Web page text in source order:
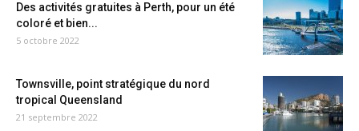
Des activités gratuites à Perth, pour un été
coloré et bien...
5 octobre 2022
Townsville, point stratégique du nord
tropical Queensland
21 septembre 2022